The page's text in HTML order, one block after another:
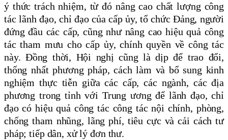
ý thức trách nhiệm, từ đó nâng cao chất lượng công
tác lãnh đạo, chỉ đạo của cấp ủy, tổ chức Đảng, người
đứng đầu các cấp, cũng như nâng cao hiệu quả công
tác tham mưu cho cấp ủy, chính quyền về công tác
này. Đồng thời, Hội nghị cũng là dịp để trao đổi,
thống nhất phương pháp, cách làm và bổ sung kinh
nghiệm thực tiễn giữa các cấp, các ngành, các địa
phương trong tỉnh với Trung ương để lãnh đạo, chỉ
đạo có hiệu quả công tác công tác nội chính, phòng,
chống tham nhũng, lãng phí, tiêu cực và cải cách tư
pháp; tiếp dân, xử lý đơn thư.